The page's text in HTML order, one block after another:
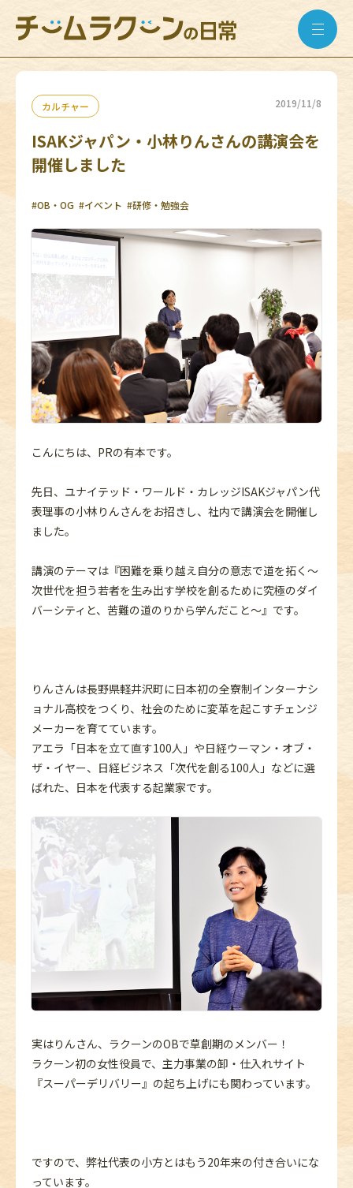
カルチャー 2019/11/8
ISAKジャパン・小林りんさんの講演会を
開催しました
#OB・OG #イベント #研修・勉強会
こんにちは、PRの有本です。
先日、ユナイテッド・ワールド・カレッジISAKジャパン代
表理事の小林りんさんをお招きし、社内で講演会を開催し
ました。
講演のテーマは『困難を乗り越え自分の意志で道を拓く～
次世代を担う若者を生み出す学校を創るために究極のダイ
バーシティと、苦難の道のりから学んだこと～』です。
りんさんは長野県軽井沢町に日本初の全寮制インターナシ
ョナル高校をつくり、社会のために変革を起こすチェンジ
メーカーを育てています。
アエラ「日本を立て直す100人」や日経ウーマン・オブ・
ザ・イヤー、日経ビジネス「次代を創る100人」などに選
ばれた、日本を代表する起業家です。
実はりんさん、ラクーンのOBで草創期のメンバー！
ラクーン初の女性役員で、主力事業の卸・仕入れサイト
『スーパーデリバリー』の起ち上げにも関わっています。
ですので、弊社代表の小方とはもう20年来の付き合いにな
っています。